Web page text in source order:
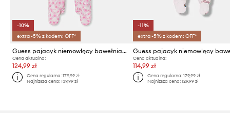
-10%
extra -5% z kodem: OFF*
Guess pajacyk niemowlęcy bawełniany
Cena aktualna:
124,99 zł
Cena regularna:179,99 zł
Najniższa cena:139,99 zł
-11%
extra -5% z kodem: OFF*
Cena aktualna:
114,99 zł
Cena regularna: 179,99 zł
Najniższa cena: 129,99 zł